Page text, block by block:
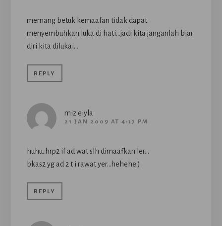
memang betuk kemaafan tidak dapat
menyembuhkan luka di hati…jadi kita janganlah biar
diri kita dilukai…
REPLY
miz eiyla
21 JAN 2009 AT 4:17 PM
huhu..hrp2 if ad wat slh dimaafkan ler…
bkas2 yg ad 2 t i rawat yer…hehehe:)
REPLY